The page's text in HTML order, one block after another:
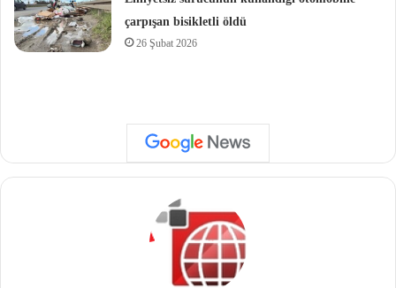
çarpışan bisikletli öldü
26 Şubat 2026